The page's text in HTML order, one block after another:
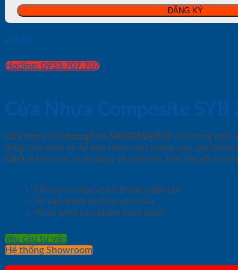
HOẶC
Hotline: 0933.707.707
Cửa Nhựa Composite SYB
Cửa nhựa và nhựa gỗ tại SAIGONDOOR là thương hiệu
dòng cửa nhựa và hỗ hợp nhựa chất lượng cao, giá thành
CAO đi kèm với sự đa dạng về mẫu mã, loại cửa gỗ và cả
Hỗ trợ tư vấn về kỹ thuật miễn phí
Tư vấn thiết kế theo nhu cầu
Phân phối sản phẩm toàn quốc
Yêu cầu tư vấn
Hệ thống Showroom